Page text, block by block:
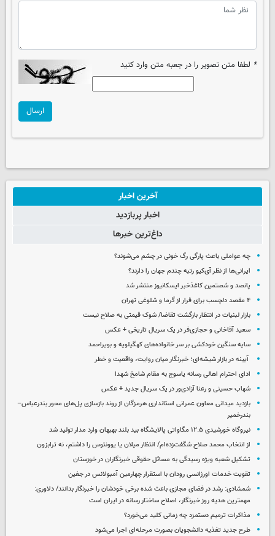
* لطفا متن تصویر را در جعبه متن وارد کنید
ارسال
آخرین اخبار
اخبار پربازدید
داغ‌ترین خبرها
چه عواملی باعث پارگی رگ خونی در چشم می‌شوند؟
ایرانی‌ها از نظر آی‌کیو رتبه چندم جهان را دارند؟
پانصد و شصتمین کاغذخبر ایسکانیوز منتشر شد
۴ مقصد دلچسب برای فرار از گرما و شلوغی تهران
بازار لبنیات در انتظار بازگشت تقاضا/ شوک قیمتی به صلاح نیست
سعید آقاخانی و حجازی‌فر در یک سریال تاریخی + عکس
سایه سنگین خودکشی بر سر خانواده‌های کهگیلویه و بویراحمد
آیینه در بازار شیشه‌ای؛ خبرنگار میان روایت، واقعیت و خطر
ادای احترام اهالی رسانه یاسوج به مقام شامخ شهدا
شهاب حسینی و رعنا آزادی‌ور در یک سریال جدید + عکس
بازدید میدانی معاون عمرانی استانداری هرمزگان از روند بازسازی پل‌های محور بندرعباس–
بندرخمیر
نیروگاه خورشیدی ۱۲.۵ مگاواتی پالایشگاه بید بلند بهبهان وارد مدار تولید شد
از انتخاب محمد صلاح شگفت‌زده‌ام/ انتظار میلان یا یوونتوس را داشتم، نه ترابزون
تشکیل شعبه ویژه رسیدگی به مسائل حقوقی خبرنگاران در خوزستان
تقویت خدمات اورژانسی رودان با استقرار چهارمین آمبولانس در جغین
شمشادی: رشد در فضای مجازی باعث شده برخی خودشان را خبرنگار بدانند/ دلاوری:
مهمترین هدیه‌ روز خبرنگار، اصلاح ساختار رسانه در ایران است
مذاکرات ترمیم دستمزد چه زمانی کلید می‌خورد؟
طرح جدید تغذیه دانشجویان بصورت مرحله‌ای اجرا می‌شود